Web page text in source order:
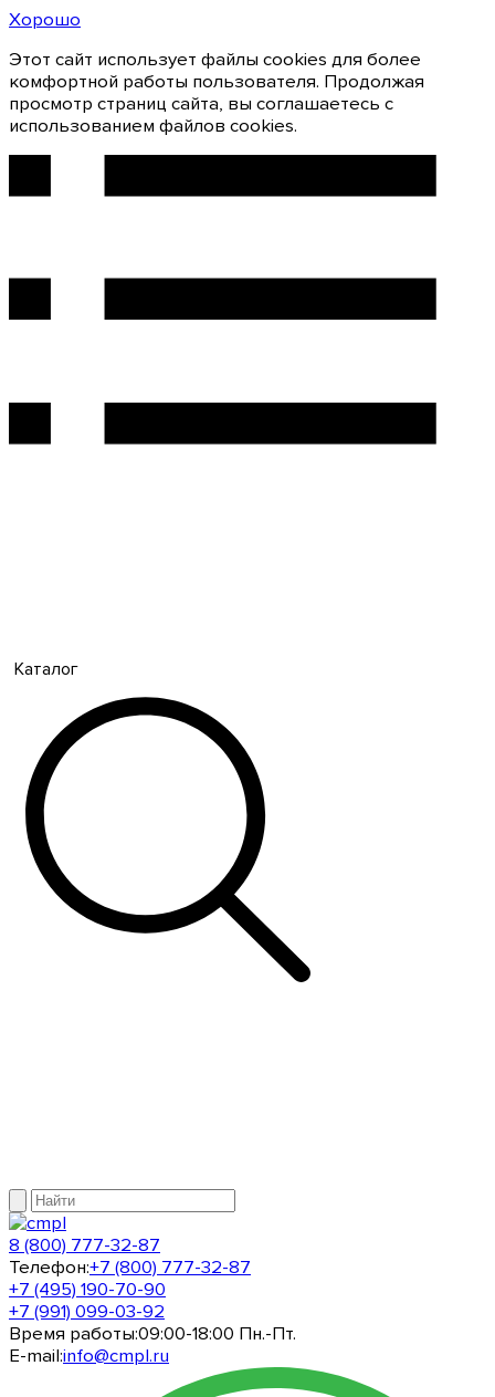
Хорошо
Этот сайт использует файлы cookies для более
комфортной работы пользователя. Продолжая
просмотр страниц сайта, вы соглашаетесь с
использованием файлов cookies.
Каталог
8 (800) 777-32-87
Телефон:+7 (800) 777-32-87
+7 (495) 190-70-90
+7 (991) 099-03-92
Время работы:09:00-18:00 Пн.-Пт.
E-mail:info@cmpl.ru